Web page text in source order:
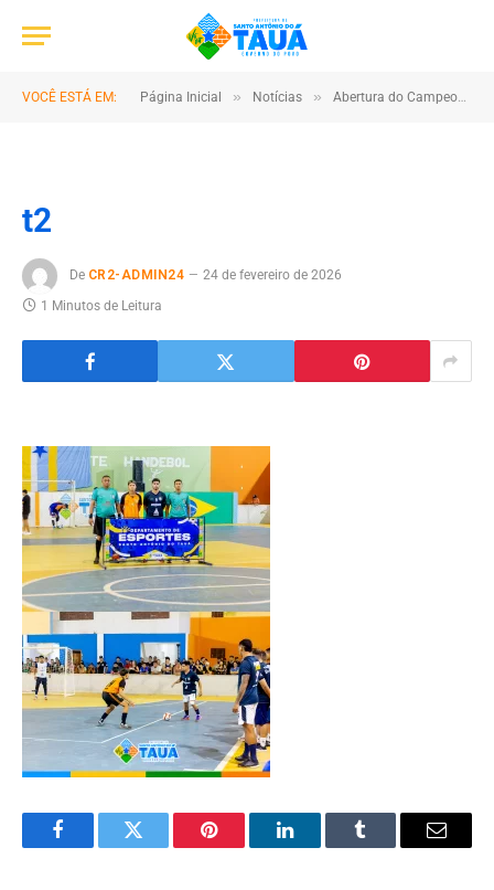
VOCÊ ESTÁ EM: Página Inicial » Notícias » Abertura do Campeonato Tauaense de Futsal tem ginásio lotado e grande participação popular em Santo Antônio do Tauá
t2
De CR2-ADMIN24
24 de fevereiro de 2026
1 Minutos de Leitura
FacebookTwitter Pinterest LinkedInTumblr Email